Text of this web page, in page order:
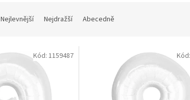
Nejlevnější Nejdražší Abecedně
Kód: 1159487 Kód: